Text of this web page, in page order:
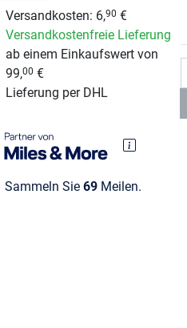
Versandkosten: 6,90 €
Versandkostenfreie Lieferung
ab einem Einkaufswert von
99,00 €
Lieferung per DHL
Sammeln Sie 69Meilen.